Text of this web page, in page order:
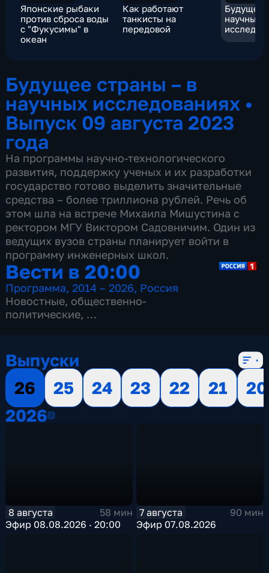
Японские рыбаки
против сброса воды
с "Фукусимы" в
океан
Как работают
танкисты на
передовой
Будущее
научных
Будущее страны – в
научных исследованиях •
Выпуск 09 августа 2023
года
На программы научно-технологического
развития, поддержку ученых и их разработки
государство готово выделить значительные
средства – более триллиона рублей. Речь об
этом шла на встрече Михаила Мишустина с
ректором МГУ Виктором Садовничим. Один из
ведущих вузов страны планирует войти в
программу инженерных школ.
Вести в 20:00
Программа,2014 – 2026, Россия
Новостные, общественно-
политические,
Выпуски
26
25 24 23 22 21
20
20262026
8 августа
58 мин
Эфир 08.08.2026 · 20:00
7 августа
90 мин
Эфир 07.08.2026